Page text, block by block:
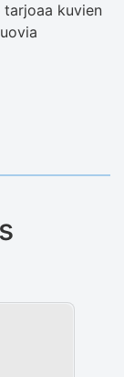
tarjoaa kuvien